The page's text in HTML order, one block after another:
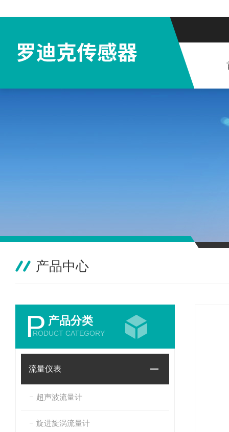
产品中心
P 产品分类
RODUCT CATEGORY
流量仪表
超声波流量计
旋进旋涡流量计